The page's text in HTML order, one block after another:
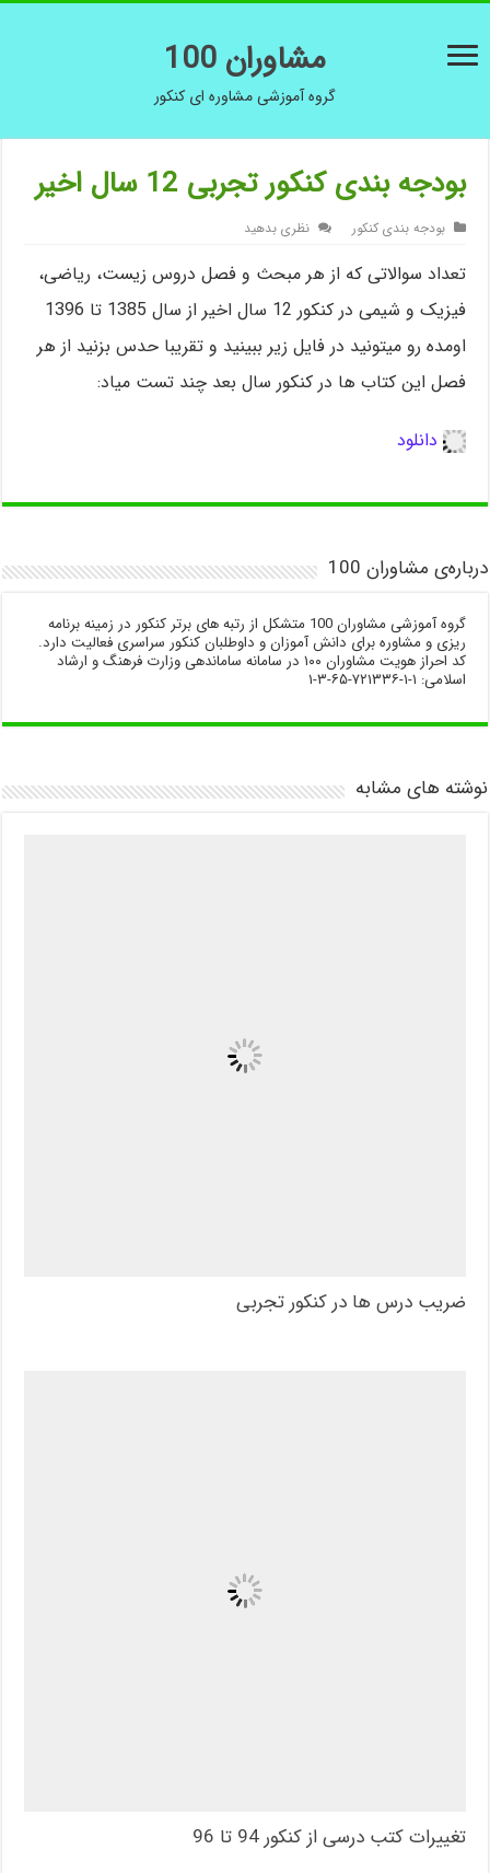
مشاوران 100
گروه آموزشی مشاوره ای کنکور
بودجه بندی کنکور تجربی 12 سال اخیر
بودجه بندی کنکور نظری بدهید
تعداد سوالاتی که از هر مبحث و فصل دروس زیست، ریاضی،
فیزیک و شیمی در کنکور 12 سال اخیر از سال 1385 تا 1396
اومده رو میتونید در فایل زیر ببینید و تقریبا حدس بزنید از هر
فصل این کتاب ها در کنکور سال بعد چند تست میاد:
دانلود
درباره‌ی مشاوران 100
گروه آموزشی مشاوران 100 متشکل از رتبه های برتر کنکور در زمینه برنامه
ریزی و مشاوره برای دانش آموزان و داوطلبان کنکور سراسری فعالیت دارد.
کد احراز هویت مشاوران ۱۰۰ در سامانه ساماندهی وزارت فرهنگ و ارشاد
اسلامی: ۱-۱-۷۲۱۳۳۶-۶۵-۳-۱
نوشته های مشابه
ضریب درس ها در کنکور تجربی
تغییرات کتب درسی از کنکور 94 تا 96